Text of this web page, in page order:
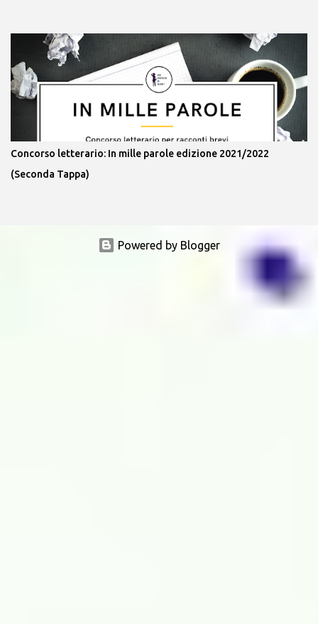
Concorso letterario: In mille parole edizione 2021/2022
(Seconda Tappa)
Powered by Blogger